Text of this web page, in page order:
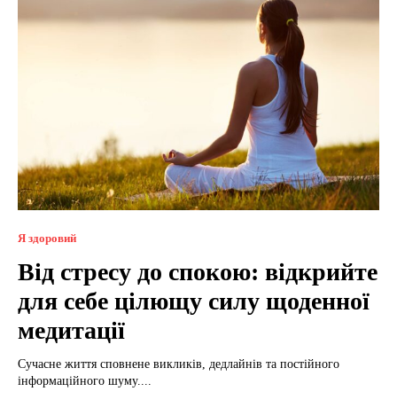
Я здоровий
Від стресу до спокою: відкрийте
для себе цілющу силу щоденної
медитації
Сучасне життя сповнене викликів, дедлайнів та постійного
інформаційного шуму....